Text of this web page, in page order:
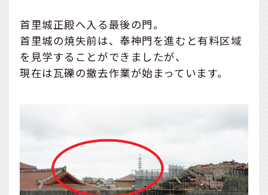
首里城正殿へ入る最後の門。
首里城の焼失前は、奉神門を進むと有料区域
を見学することができましたが、
現在は瓦礫の撤去作業が始まっています。